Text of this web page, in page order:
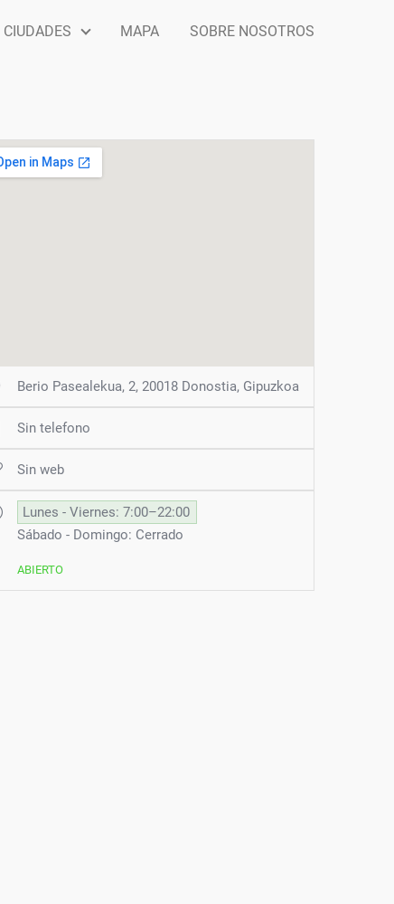
CIUDADES MAPA SOBRE NOSOTROS
Berio Pasealekua, 2, 20018 Donostia, Gipuzkoa
Sin telefono
Sin web
Lunes - Viernes: 7:00–22:00
Sábado - Domingo: Cerrado
ABIERTO